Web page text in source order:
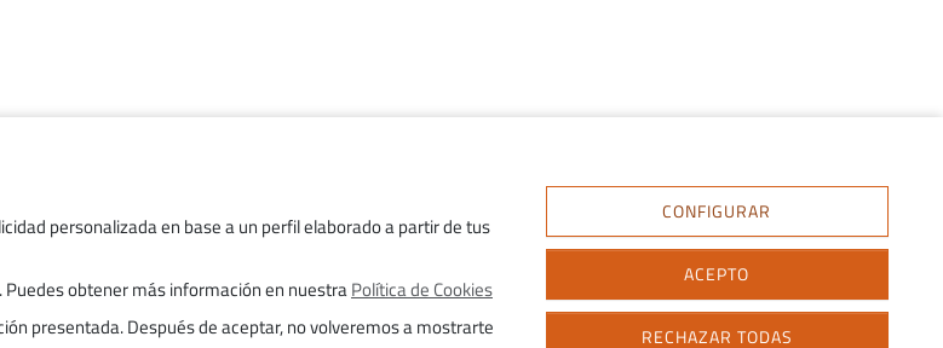
personalizada en base a un perfil elaborado a partir de tus
obtener más información en nuestraPolítica de Cookies
presentada. Después de aceptar, no volveremos a mostrarte
CONFIGURAR
ACEPTO
RECHAZAR TODAS